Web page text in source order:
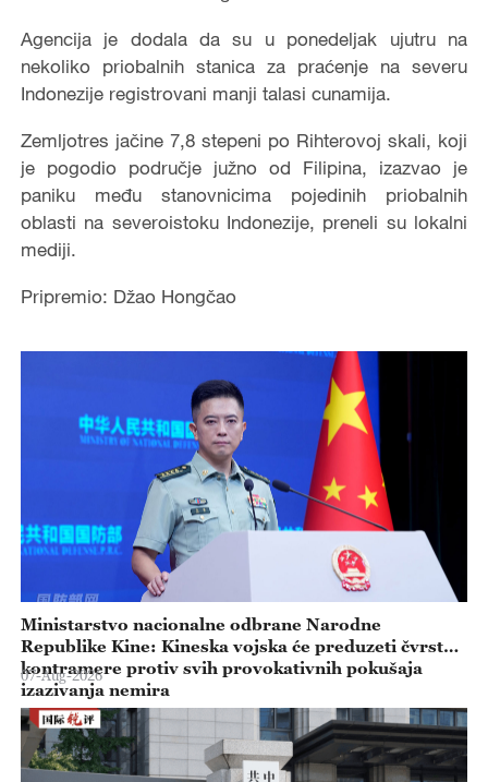
Agencija je dodala da su u ponedeljak ujutru na
nekoliko priobalnih stanica za praćenje na severu
Indonezije registrovani manji talasi cunamija.
Zemljotres jačine 7,8 stepeni po Rihterovoj skali, koji
je pogodio područje južno od Filipina, izazvao je
paniku među stanovnicima pojedinih priobalnih
oblasti na severoistoku Indonezije, preneli su lokalni
mediji.
Pripremio: Džao Hongčao
Ministarstvo nacionalne odbrane Narodne
Republike Kine: Kineska vojska će preduzeti čvrste
kontramere protiv svih provokativnih pokušaja
izazivanja nemira
07-Aug-2026